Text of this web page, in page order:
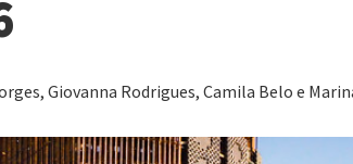
Giovanna Rodrigues, Camila Belo e